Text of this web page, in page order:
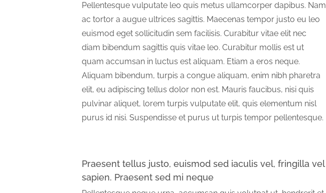
Pellentesque vulputate leo quis metus ullamcorper dapibus. Nam
ac tortor a augue ultrices sagittis. Maecenas tempor justo eu leo
euismod eget sollicitudin sem facilisis. Curabitur vitae elit nec
diam bibendum sagittis quis vitae leo. Curabitur mollis est ut
quam accumsan in luctus est aliquam. Etiam a eros neque.
Aliquam bibendum, turpis a congue aliquam, enim nibh pharetra
elit, eu adipiscing tellus dolor non est. Mauris faucibus, nisi quis
pulvinar aliquet, lorem turpis vulputate elit, quis elementum nisl
purus id nisi. Suspendisse et purus ut turpis tempor pellentesque.
Praesent tellus justo, euismod sed iaculis vel, fringilla vel
sapien. Praesent sed mi neque